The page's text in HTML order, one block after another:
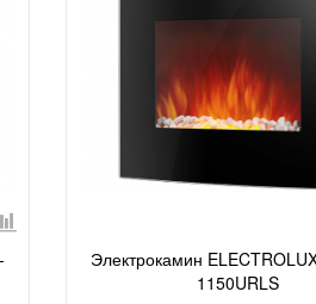
Электрокамин
1150URLS